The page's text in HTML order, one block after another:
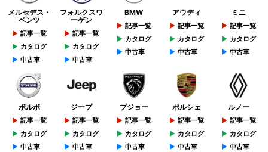
メルセデス・
ベンツ
記事一覧
カタログ
中古車
フォルクスワ
ーゲン
記事一覧
カタログ
中古車
BMW
記事一覧
カタログ
中古車
アウディ
記事一覧
カタログ
中古車
ミニ
記事一覧
カタログ
中古車
ボルボ
記事一覧
カタログ
中古車
ジープ
記事一覧
カタログ
中古車
プジョー
記事一覧
カタログ
中古車
ポルシェ
記事一覧
カタログ
中古車
ルノー
記事一覧
カタログ
中古車